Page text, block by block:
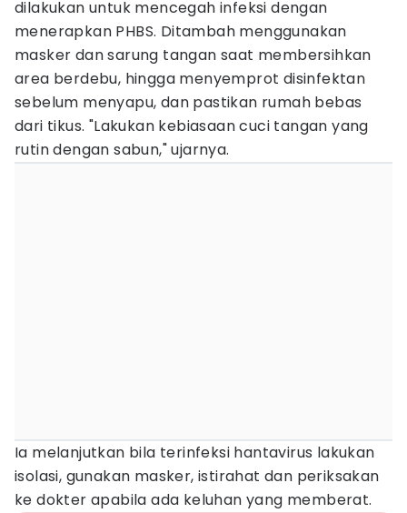
dilakukan untuk mencegah infeksi dengan
menerapkan PHBS. Ditambah menggunakan
masker dan sarung tangan saat membersihkan
area berdebu, hingga menyemprot disinfektan
sebelum menyapu, dan pastikan rumah bebas
dari tikus. "Lakukan kebiasaan cuci tangan yang
rutin dengan sabun," ujarnya.
Ia melanjutkan bila terinfeksi hantavirus lakukan
isolasi, gunakan masker, istirahat dan periksakan
ke dokter apabila ada keluhan yang memberat.